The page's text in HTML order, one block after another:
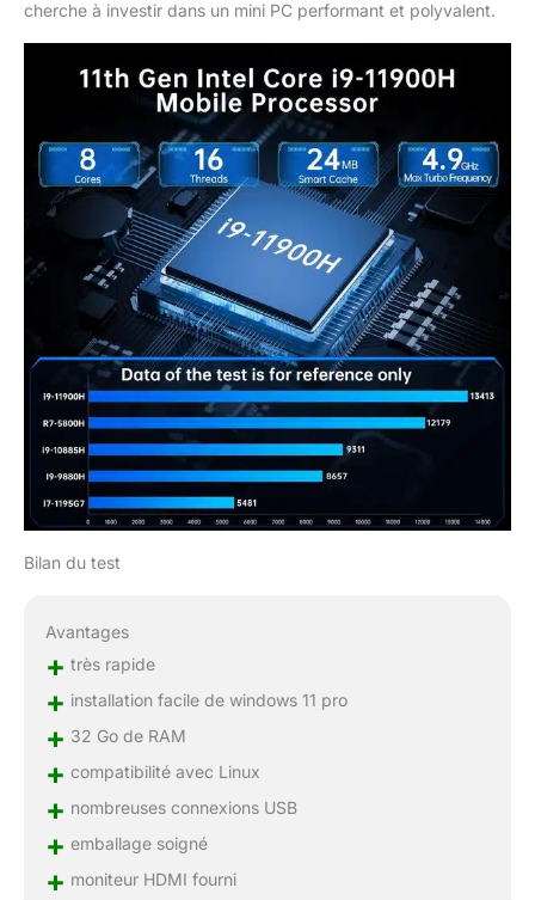
cherche à investir dans un mini PC performant et polyvalent.
Bilan du test
Avantages
+ très rapide
+ installation facile de windows 11 pro
+ 32 Go de RAM
+ compatibilité avec Linux
+ nombreuses connexions USB
+ emballage soigné
+ moniteur HDMI fourni